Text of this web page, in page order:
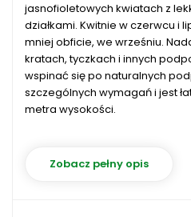
jasnofioletowych kwiatach z
działkami. Kwitnie w czerwcu i
mniej obficie, we wrześniu.
kratach, tyczkach i innych
wspinać się po naturalnych
szczególnych wymagań i jest
metra wysokości.
Zobacz pełny opis